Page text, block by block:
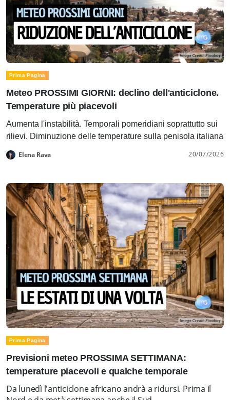
Prima Pagina
Meteo PROSSIMI GIORNI: declino dell'anticiclone.
Temperature più piacevoli
Aumenta l'instabilità. Temporali pomeridiani soprattutto sui
rilievi. Diminuzione delle temperature sulla penisola italiana
Elena Rava 20/07/2026
Prima Pagina
Previsioni meteo PROSSIMA SETTIMANA:
temperature piacevoli e qualche temporale
Da lunedì l'anticiclone africano andrà a ridursi. Prima il